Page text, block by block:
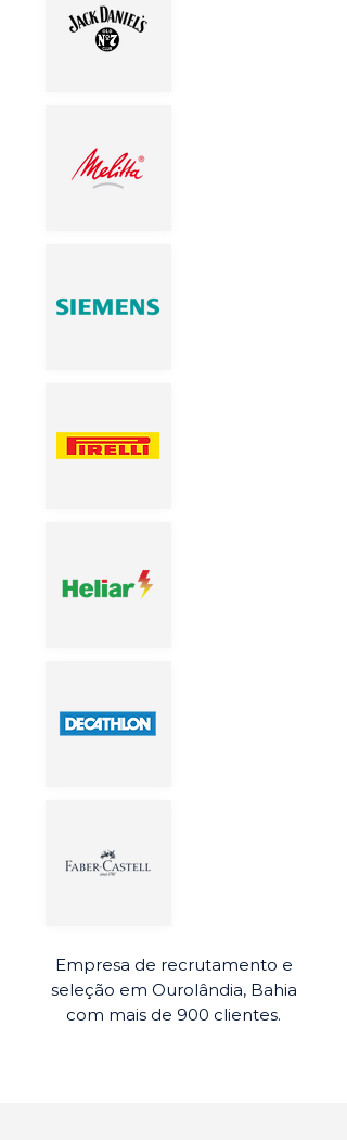
Empresa de recrutamento e
seleção em Ourolândia, Bahia
com mais de 900 clientes.